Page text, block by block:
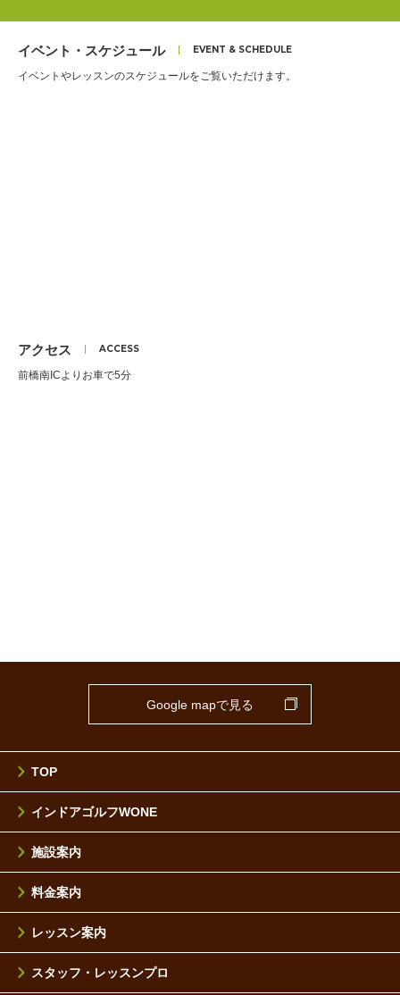
イベント・スケジュール
イベントやレッスンのスケジュールをご覧いただけます。
アクセス
前橋南ICよりお車で5分
Google mapで見る
TOP
インドアゴルフWONE
施設案内
料金案内
レッスン案内
スタッフ・レッスンプロ